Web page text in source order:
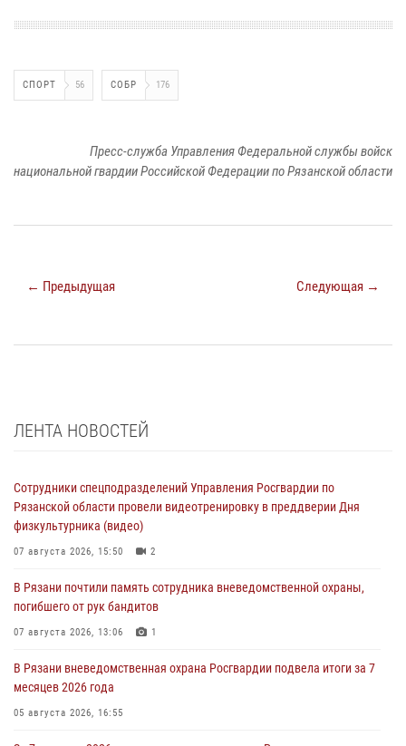
СПОРТ 56 СОБР 176
Пресс-служба Управления Федеральной службы войск
национальной гвардии Российской Федерации по Рязанской области
← Предыдущая Следующая →
ЛЕНТА НОВОСТЕЙ
Сотрудники спецподразделений Управления Росгвардии по
Рязанской области провели видеотренировку в преддверии Дня
физкультурника (видео)
07 августа 2026, 15:50 2
В Рязани почтили память сотрудника вневедомственной охраны,
погибшего от рук бандитов
07 августа 2026, 13:06 1
В Рязани вневедомственная охрана Росгвардии подвела итоги за 7
месяцев 2026 года
05 августа 2026, 16:55